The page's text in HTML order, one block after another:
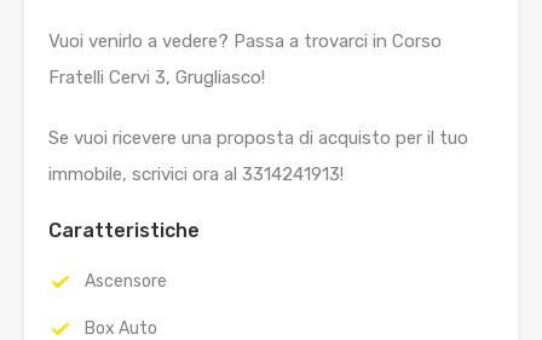
Vuoi venirlo a vedere? Passa a trovarci in Corso
Fratelli Cervi 3, Grugliasco!
Se vuoi ricevere una proposta di acquisto per il tuo
immobile, scrivici ora al 3314241913!
Caratteristiche
Ascensore
Box Auto